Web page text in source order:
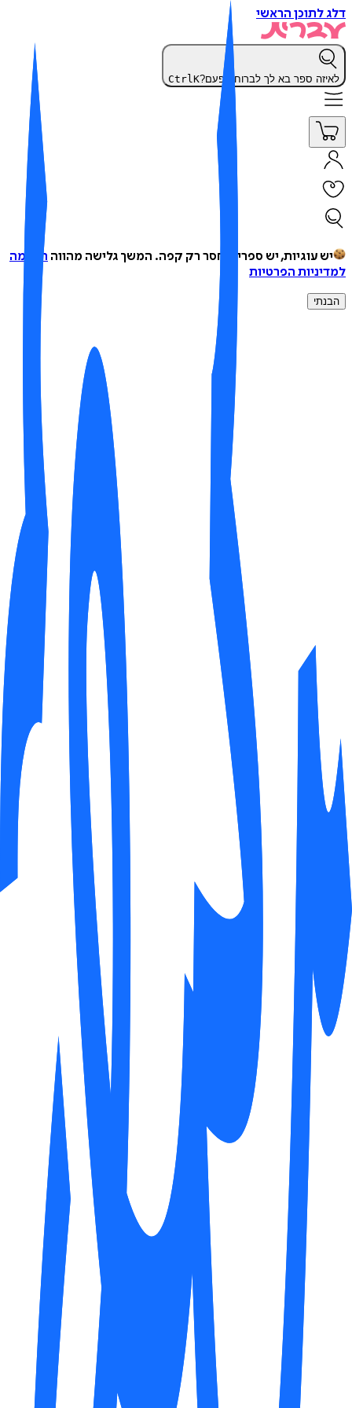
לתוכן הראשי
ספר בא לך לברוח הפעם? CtrlK
יש עוגיות, יש ספרים, חסר רק קפה.המשך גלישה מהווההסכמה
הפרטיות